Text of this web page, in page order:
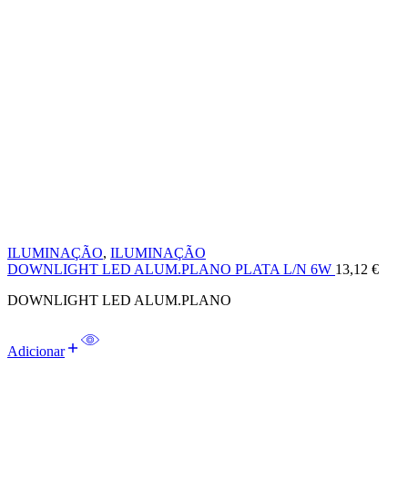
ILUMINAÇÃO, ILUMINAÇÃO
DOWNLIGHT LED ALUM.PLANO PLATA L/N 6W 13,12 €
DOWNLIGHT LED ALUM.PLANO
Adicionar